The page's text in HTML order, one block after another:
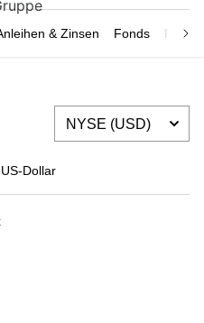
& Zinsen Fonds
Dollar